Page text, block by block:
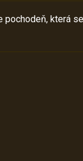
pochodeň, která